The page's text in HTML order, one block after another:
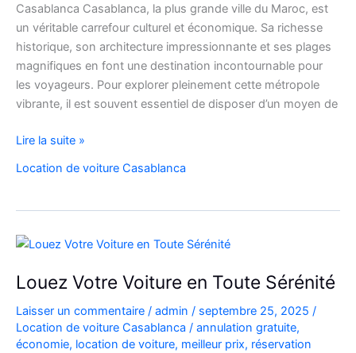
Casablanca Casablanca, la plus grande ville du Maroc, est
un véritable carrefour culturel et économique. Sa richesse
historique, son architecture impressionnante et ses plages
magnifiques en font une destination incontournable pour
les voyageurs. Pour explorer pleinement cette métropole
vibrante, il est souvent essentiel de disposer d’un moyen de
Réservez
votre
de
location
Casablanca
Lire la suite »
Location de voiture Casablanca
Louez Votre Voiture en Toute Sérénité
Laisser un commentaire / admin / septembre 25, 2025 /
Location de voiture Casablanca / annulation gratuite,
économie, location de voiture, meilleur prix, réservation